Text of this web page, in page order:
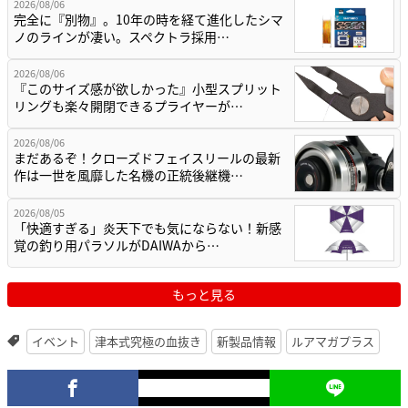
2026/08/06
完全に『別物』。10年の時を経て進化したシマ
ノのラインが凄い。スペクトラ採用…
2026/08/06
『このサイズ感が欲しかった』小型スプリット
リングも楽々開閉できるプライヤーが…
2026/08/06
まだあるぞ！クローズドフェイスリールの最新
作は一世を風靡した名機の正統後継機…
2026/08/05
「快適すぎる」炎天下でも気にならない！新感
覚の釣り用パラソルがDAIWAから…
もっと見る
イベント 津本式究極の血抜き 新製品情報 ルアマガプラス